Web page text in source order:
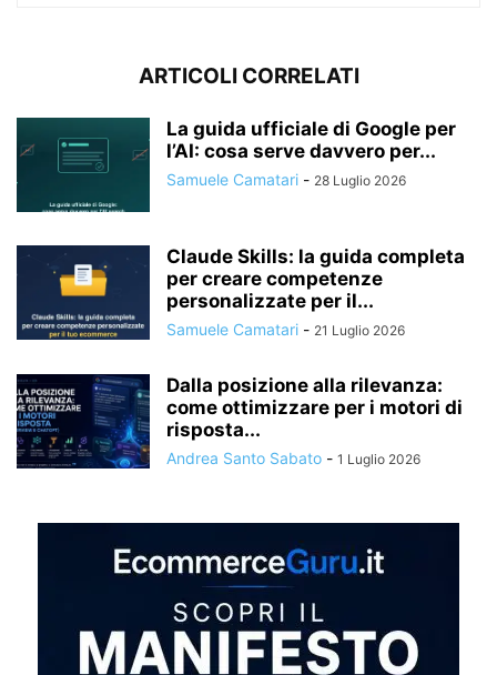
ARTICOLI CORRELATI
La guida ufficiale di Google per
l’AI: cosa serve davvero per...
Samuele Camatari - 28 Luglio 2026
Claude Skills: la guida completa
per creare competenze
personalizzate per il...
Samuele Camatari - 21 Luglio 2026
Dalla posizione alla rilevanza:
come ottimizzare per i motori di
risposta...
Andrea Santo Sabato - 1 Luglio 2026